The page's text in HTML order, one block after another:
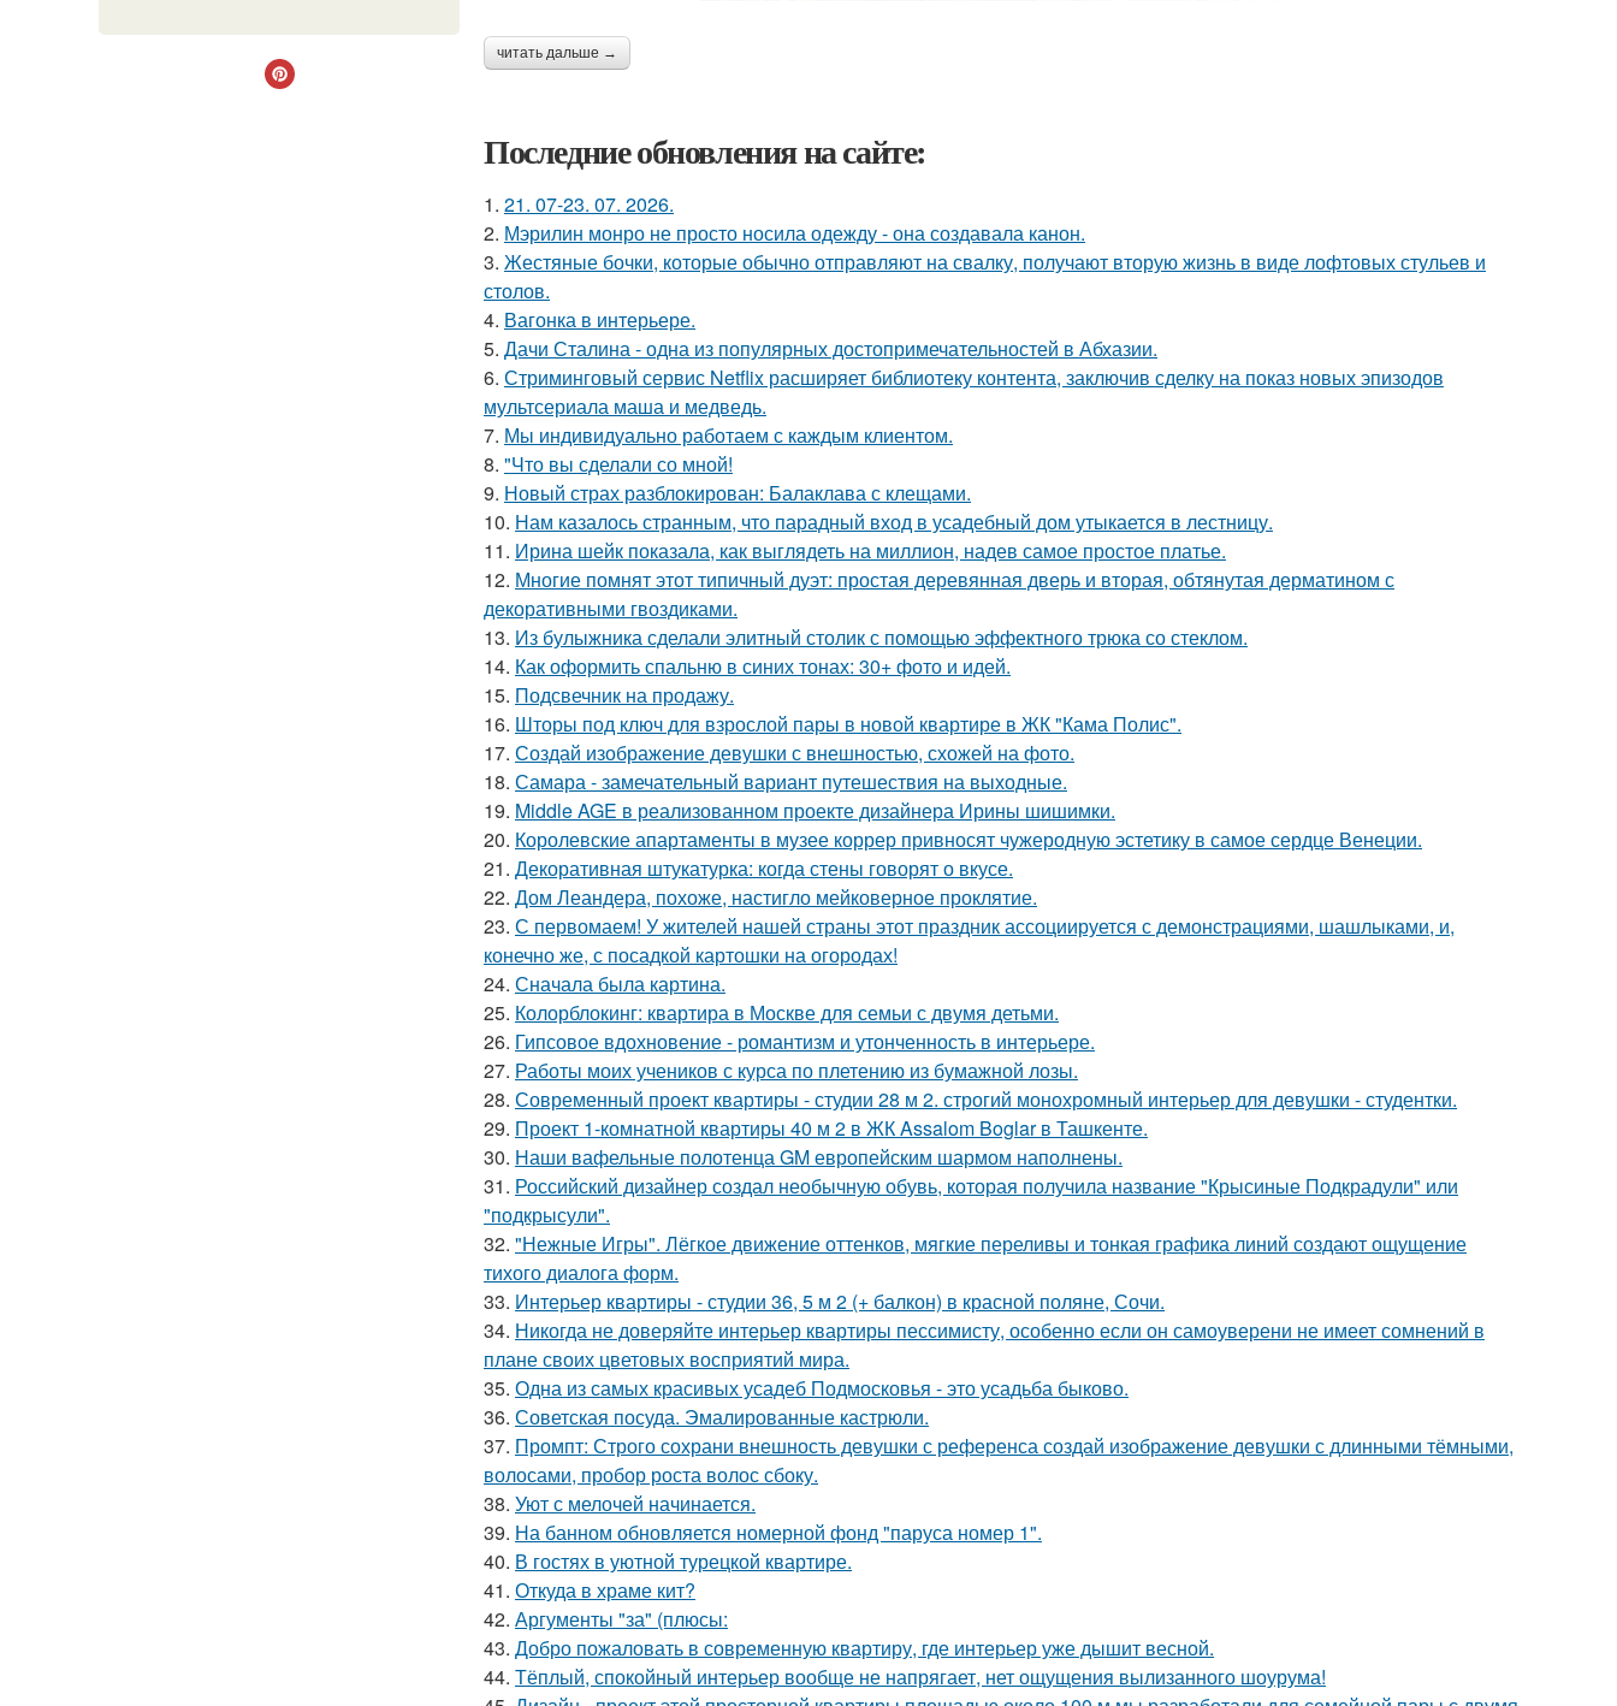
читать дальше →
Последние обновления на сайте:
1. 21. 07-23. 07. 2026.
2. Мэрилин монро не просто носила одежду - она создавала канон.
3. Жестяные бочки, которые обычно отправляют на свалку, получают вторую жизнь в виде лофтовых стульев и
столов.
4. Вагонка в интерьере.
5. Дачи Сталина - одна из популярных достопримечательностей в Абхазии.
6. Стриминговый сервис Netflix расширяет библиотеку контента, заключив сделку на показ новых эпизодов
мультсериала маша и медведь.
7. Мы индивидуально работаем с каждым клиентом.
8. "Что вы сделали со мной!
9. Новый страх разблокирован: Балаклава с клещами.
10. Нам казалось странным, что парадный вход в усадебный дом утыкается в лестницу.
11. Ирина шейк показала, как выглядеть на миллион, надев самое простое платье.
12. Многие помнят этот типичный дуэт: простая деревянная дверь и вторая, обтянутая дерматином с
декоративными гвоздиками.
13. Из булыжника сделали элитный столик с помощью эффектного трюка со стеклом.
14. Как оформить спальню в синих тонах: 30+ фото и идей.
15. Подсвечник на продажу.
16. Шторы под ключ для взрослой пары в новой квартире в ЖК "Кама Полис".
17. Создай изображение девушки с внешностью, схожей на фото.
18. Самара - замечательный вариант путешествия на выходные.
19. Middle AGE в реализованном проекте дизайнера Ирины шишимки.
20. Королевские апартаменты в музее коррер привносят чужеродную эстетику в самое сердце Венеции.
21. Декоративная штукатурка: когда стены говорят о вкусе.
22. Дом Леандера, похоже, настигло мейковерное проклятие.
23. С первомаем! У жителей нашей страны этот праздник ассоциируется с демонстрациями, шашлыками, и,
конечно же, с посадкой картошки на огородах!
24. Сначала была картина.
25. Колорблокинг: квартира в Москве для семьи с двумя детьми.
26. Гипсовое вдохновение - романтизм и утонченность в интерьере.
27. Работы моих учеников с курса по плетению из бумажной лозы.
28. Современный проект квартиры - студии 28 м 2. строгий монохромный интерьер для девушки - студентки.
29. Проект 1-комнатной квартиры 40 м 2 в ЖК Assalom Boglar в Ташкенте.
30. Наши вафельные полотенца GM европейским шармом наполнены.
31. Российский дизайнер создал необычную обувь, которая получила название "Крысиные Подкрадули" или
"подкрысули".
32. "Нежные Игры". Лёгкое движение оттенков, мягкие переливы и тонкая графика линий создают ощущение
тихого диалога форм.
33. Интерьер квартиры - студии 36, 5 м 2 (+ балкон) в красной поляне, Сочи.
34. Никогда не доверяйте интерьер квартиры пессимисту, особенно если он самоуверени не имеет сомнений в
плане своих цветовых восприятий мира.
35. Одна из самых красивых усадеб Подмосковья - это усадьба быково.
36. Советская посуда. Эмалированные кастрюли.
37. Промпт: Строго сохрани внешность девушки с референса создай изображение девушки с длинными тёмными,
волосами, пробор роста волос сбоку.
38. Уют с мелочей начинается.
39. На банном обновляется номерной фонд "паруса номер 1".
40. В гостях в уютной турецкой квартире.
41. Откуда в храме кит?
42. Аргументы "за" (плюсы:
43. Добро пожаловать в современную квартиру, где интерьер уже дышит весной.
44. Тёплый, спокойный интерьер вообще не напрягает, нет ощущения вылизанного шоурума!